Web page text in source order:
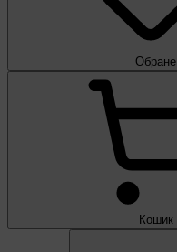
Обране
Кошик